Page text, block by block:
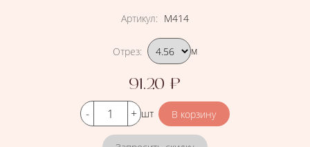
Артикул: М414
Подобрать вариант
Отрез: м
Цена
91.20 ₽
Кол-во шт